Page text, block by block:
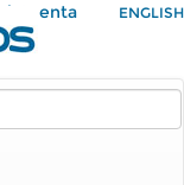
Mi Cuenta ENGLISH